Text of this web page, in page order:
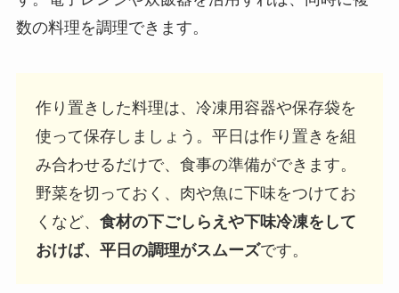
数の料理を調理できます。
作り置きした料理は、冷凍用容器や保存袋を
使って保存しましょう。平日は作り置きを組
み合わせるだけで、食事の準備ができます。
野菜を切っておく、肉や魚に下味をつけてお
くなど、食材の下ごしらえや下味冷凍をして
おけば、平日の調理がスムーズです。